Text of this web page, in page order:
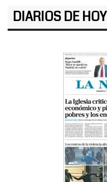
DIARIOS DE HOY